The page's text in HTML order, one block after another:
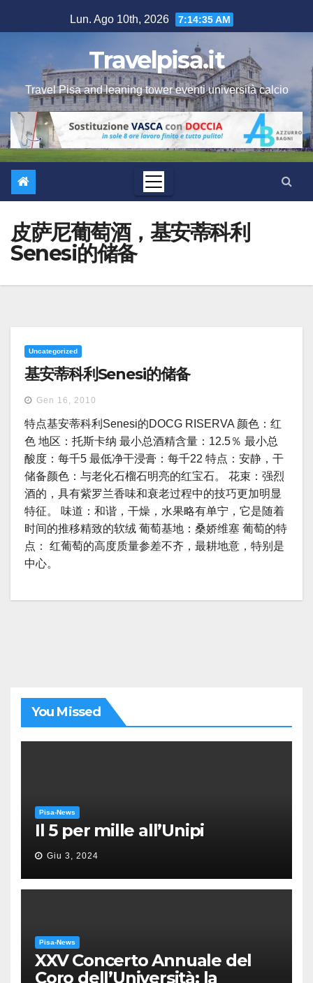
al
Lun. Ago 10th, 2026 7:14:35 AM
Travelpisa.it
Travel Pisa and leaning tower eventi università calcio
皮萨尼葡萄酒，基安蒂科利
Senesi的储备
Uncategorized
基安蒂科利Senesi的储备
Gen 16, 2010
特点基安蒂科利Senesi的DOCG RISERVA 颜色：红
色 地区：托斯卡纳 最小总酒精含量：12.5％ 最小总
酸度：每千5 最低净干浸膏：每千22 特点：安静，干
储备颜色：与老化石榴石明亮的红宝石。 花束：强烈
酒的，具有紫罗兰香味和衰老过程中的技巧更加明显
特征。 味道：和谐，干燥，水果略有单宁，它是随着
时间的推移精致的软绒 葡萄基地：桑娇维塞 葡萄的特
点： 红葡萄的高度质量参差不齐，最耕地意，特别是
中心。
You Missed
Pisa-News
Il 5 per mille all’Unipi
Giu 3, 2024
Pisa-News
XXV Concerto Annuale del
Coro dell’Università: la